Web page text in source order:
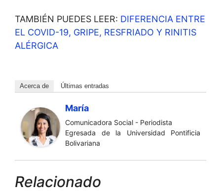
TAMBIÉN PUEDES LEER: DIFERENCIA ENTRE
EL COVID-19, GRIPE, RESFRIADO Y RINITIS
ALÉRGICA
Acerca de Últimas entradas
María
Comunicadora Social - Periodista
Egresada de la Universidad Pontificia
Bolivariana
Relacionado